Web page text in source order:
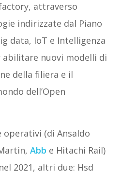
attraverso
indirizzate dal Piano
data, IoT e Intelligenza
abilitare nuovi modelli di
della filiera e il
dell’Open
(di Ansaldo
Abb e Hitachi Rail)
2021, altri due: Hsd